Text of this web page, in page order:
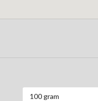
100 gram